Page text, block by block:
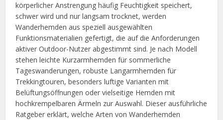
körperlicher Anstrengung häufig Feuchtigkeit speichert,
schwer wird und nur langsam trocknet, werden
Wanderhemden aus speziell ausgewählten
Funktionsmaterialien gefertigt, die auf die Anforderungen
aktiver Outdoor-Nutzer abgestimmt sind. Je nach Modell
stehen leichte Kurzarmhemden für sommerliche
Tageswanderungen, robuste Langarmhemden für
Trekkingtouren, besonders luftige Varianten mit
Belüftungsöffnungen oder vielseitige Hemden mit
hochkrempelbaren Ärmeln zur Auswahl. Dieser ausführliche
Ratgeber erklärt, welche Arten von Wanderhemden